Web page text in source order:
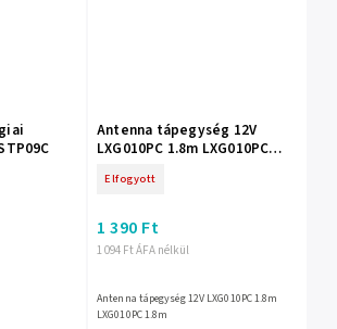
Antenna tápegység 12V
LXG010PC 1.8m LXG010PC
Elfogyott
1 094 Ft ÁFA nélkül
1 390 Ft
Antenna tápegység 12V LXG010PC 1.8m
LXG010PC 1.8m